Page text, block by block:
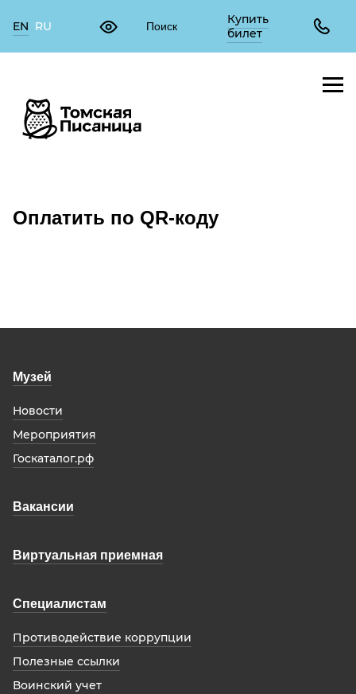
EN RU
Купить
билет
Оплатить по QR-коду
Музей
Новости
Мероприятия
Госкаталог.рф
Вакансии
Виртуальная приемная
Специалистам
Противодействие коррупции
Полезные ссылки
Воинский учет